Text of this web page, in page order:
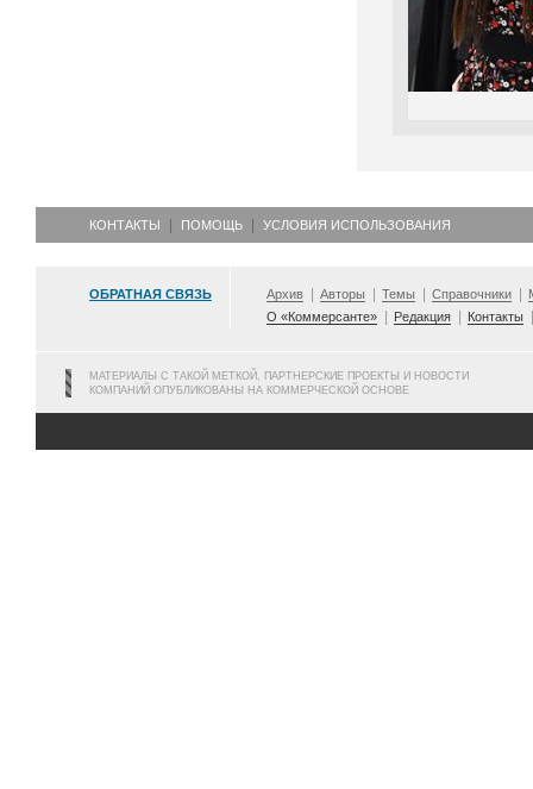
КОНТАКТЫ ПОМОЩЬ УСЛОВИЯ ИСПОЛЬЗОВАНИЯ
ОБРАТНАЯ СВЯЗЬ Архив Авторы Темы Справочники
О «Коммерсанте»
Редакция Контакты
МАТЕРИАЛЫ С ТАКОЙ МЕТКОЙ, ПАРТНЕРСКИЕ ПРОЕКТЫ И НОВОСТИ
КОМПАНИЙ ОПУБЛИКОВАНЫ НА КОММЕРЧЕСКОЙ ОСНОВЕ